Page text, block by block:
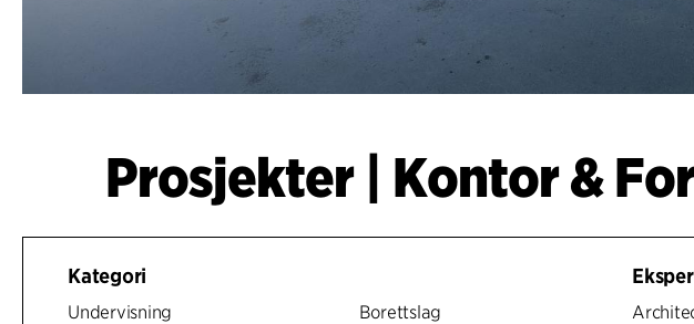
Kategori
Undervisning
Borettslag